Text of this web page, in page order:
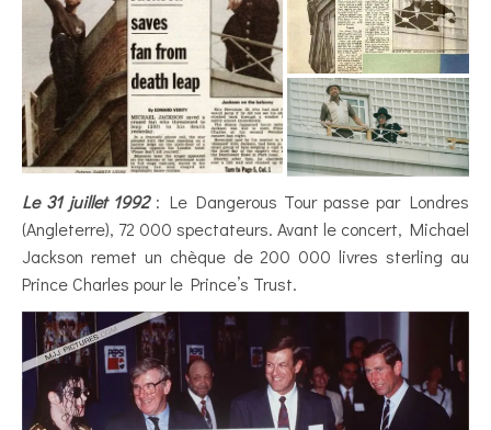
Le 31 juillet 1992: Le Dangerous Tour passe par Londres
(Angleterre), 72 000 spectateurs. Avant le concert, Michael
Jackson remet un chèque de 200 000 livres sterling au
Prince Charles pour le Prince’s Trust.